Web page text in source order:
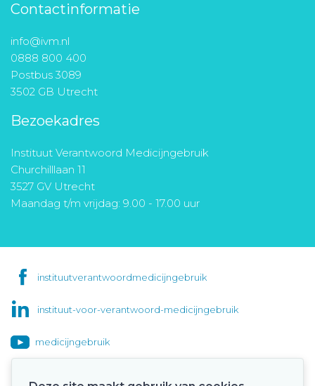
Contactinformatie
info@ivm.nl
0888 800 400
Postbus 3089
3502 GB Utrecht
Bezoekadres
Instituut Verantwoord Medicijngebruik
Churchilllaan 11
3527 GV Utrecht
Maandag t/m vrijdag: 9.00 - 17.00 uur
instituutverantwoordmedicijngebruik
instituut-voor-verantwoord-medicijngebruik
medicijngebruik